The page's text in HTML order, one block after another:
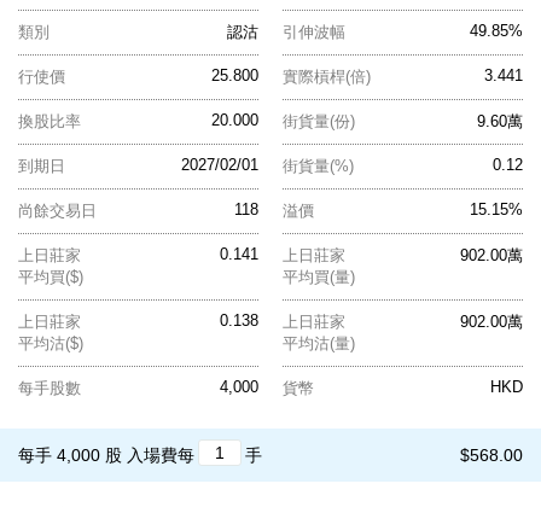
認沽
類別 49.85%
引伸波幅
25.800
行使價 3.441
實際槓桿(倍)
20.000
換股比率 9.60萬
街貨量(份)
2027/02/01
到期日 0.12
街貨量(%)
118
尚餘交易日 15.15%
溢價
0.141
上日莊家
平均買($)
902.00萬
上日莊家
平均買(量)
0.138
上日莊家
平均沽($)
902.00萬
上日莊家
平均沽(量)
4,000
每手股數 HKD
貨幣
$568.00
每手 4,000 股 入場費每 手